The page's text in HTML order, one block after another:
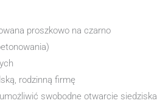
proszkowo na czarno
rodzinną firmę
swobodne otwarcie siedziska